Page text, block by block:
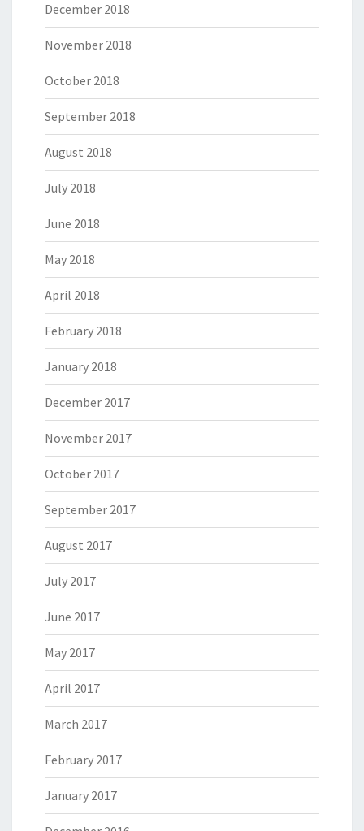
December 2018
November 2018
October 2018
September 2018
August 2018
July 2018
June 2018
May 2018
April 2018
February 2018
January 2018
December 2017
November 2017
October 2017
September 2017
August 2017
July 2017
June 2017
May 2017
April 2017
March 2017
February 2017
January 2017